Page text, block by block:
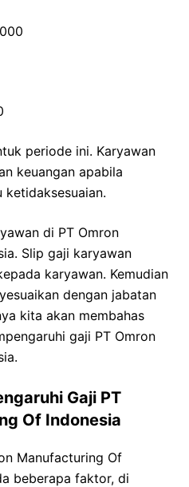
periode ini. Karyawan
keuangan apabila
di PT Omron
Slip gaji karyawan
karyawan. Kemudian
dengan jabatan
kita akan membahas
gaji PT Omron
Gaji PT
Of Indonesia
Manufacturing Of
beberapa faktor, di